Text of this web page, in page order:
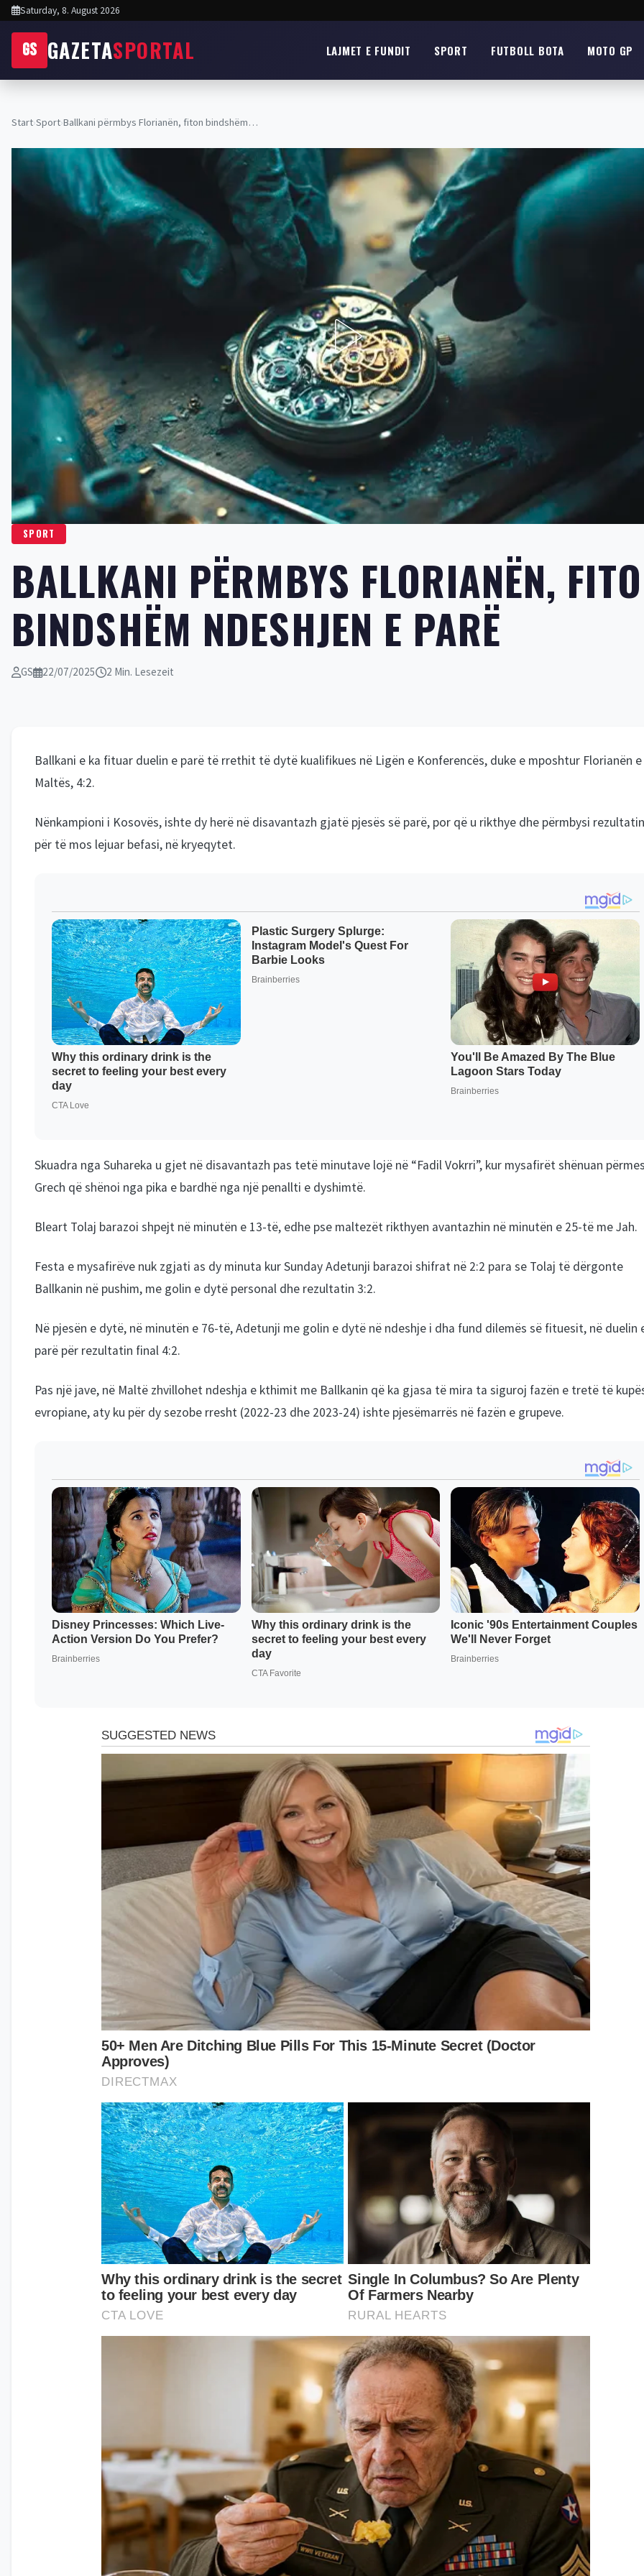
Saturday, 8. August 2026
GS GAZETASPORTAL LAJMET E FUNDIT SPORT FUTBOLL BOTA MOTO GP
Start›Sport›Ballkani përmbys Florianën, fiton bindshëm…
SPORT
BALLKANI PËRMBYS FLORIANËN,
BINDSHËM NDESHJEN E PARË
GS 22/07/2025 2 Min. Lesezeit
Ballkani e ka fituar duelin e parë të rrethit të dytë kualifikues në Ligën e Konferencës, duke e mposhtur Florianën e
Maltës, 4:2.
Nënkampioni i Kosovës, ishte dy herë në disavantazh gjatë pjesës së parë, por që u rikthye dhe përmbysi rezultatin
për të mos lejuar befasi, në kryeqytet.
Skuadra nga Suhareka u gjet në disavantazh pas tetë minutave lojë në “Fadil Vokrri”, kur mysafirët shënuan
Grech që shënoi nga pika e bardhë nga një penallti e dyshimtë.
Bleart Tolaj barazoi shpejt në minutën e 13-të, edhe pse maltezët rikthyen avantazhin në minutën e 25-të me Jah.
Festa e mysafirëve nuk zgjati as dy minuta kur Sunday Adetunji barazoi shifrat në 2:2 para se Tolaj të dërgonte
Ballkanin në pushim, me golin e dytë personal dhe rezultatin 3:2.
Në pjesën e dytë, në minutën e 76-të, Adetunji me golin e dytë në ndeshje i dha fund dilemës së fituesit, në duelin
parë për rezultatin final 4:2.
Pas një jave, në Maltë zhvillohet ndeshja e kthimit me Ballkanin që ka gjasa të mira ta siguroj fazën e tretë të
evropiane, aty ku për dy sezobe rresht (2022-23 dhe 2023-24) ishte pjesëmarrës në fazën e grupeve.